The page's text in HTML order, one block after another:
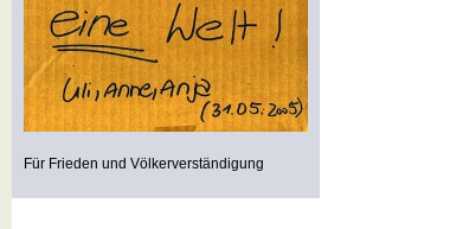
Für Frieden und Völkerverständigung